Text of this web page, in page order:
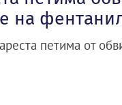
на
петима от